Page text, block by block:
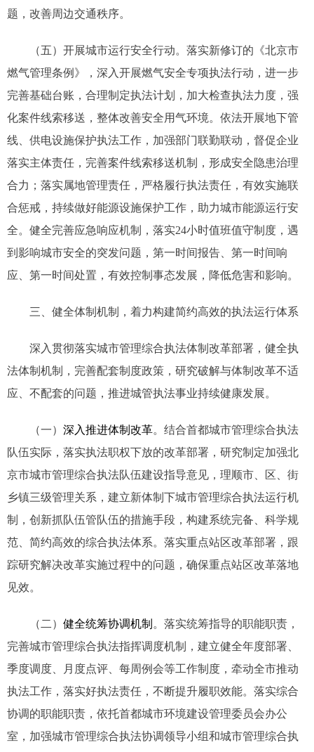
题，改善周边交通秩序。
（五）开展城市运行安全行动。落实新修订的《北京市
燃气管理条例》，深入开展燃气安全专项执法行动，进一步
完善基础台账，合理制定执法计划，加大检查执法力度，强
化案件线索移送，整体改善安全用气环境。依法开展地下管
线、供电设施保护执法工作，加强部门联勤联动，督促企业
落实主体责任，完善案件线索移送机制，形成安全隐患治理
合力；落实属地管理责任，严格履行执法责任，有效实施联
合惩戒，持续做好能源设施保护工作，助力城市能源运行安
全。健全完善应急响应机制，落实24小时值班值守制度，遇
到影响城市安全的突发问题，第一时间报告、第一时间响
应、第一时间处置，有效控制事态发展，降低危害和影响。
三、健全体制机制，着力构建简约高效的执法运行体系
深入贯彻落实城市管理综合执法体制改革部署，健全执
法体制机制，完善配套制度政策，研究破解与体制改革不适
应、不配套的问题，推进城管执法事业持续健康发展。
（一） 深入推进体制改革。结合首都城市管理综合执法
队伍实际，落实执法职权下放的改革部署，研究制定加强北
京市城市管理综合执法队伍建设指导意见，理顺市、区、街
乡镇三级管理关系，建立新体制下城市管理综合执法运行机
制，创新抓队伍管队伍的措施手段，构建系统完备、科学规
范、简约高效的综合执法体系。落实重点站区改革部署，跟
踪研究解决改革实施过程中的问题，确保重点站区改革落地
见效。
（二） 健全统筹协调机制 。落实统筹指导的职能职责，
完善城市管理综合执法指挥调度机制，建立健全年度部署、
季度调度、月度点评、每周例会等工作制度，牵动全市推动
执法工作，落实好执法责任，不断提升履职效能。落实综合
协调的职能职责，依托首都城市环境建设管理委员会办公
室，加强城市管理综合执法协调领导小组和城市管理综合执